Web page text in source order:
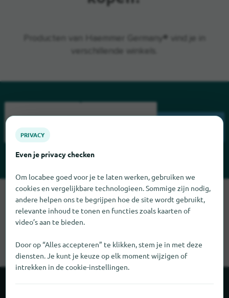
Producten van Haemmer Germany® vind je in
Sorry, we kunnen Haemmer Germany op dit moment niet
vinden. Als u weet waar Haemmer Germany te vinden is,
PRIVACY
Even je privacy checken
Om locabee goed voor je te laten werken, gebruiken we
cookies en vergelijkbare technologieen. Sommige zijn nodig,
andere helpen ons te begrijpen hoe de site wordt gebruikt,
relevante inhoud te tonen en functies zoals kaarten of
video’s aan te bieden.
Door op “Alles accepteren” te klikken, stem je in met deze
diensten. Je kunt je keuze op elk moment wijzigen of
intrekken in de cookie-instellingen.